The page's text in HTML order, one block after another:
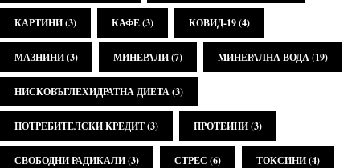
КАРТИНИ(3) КАФЕ(3) КОВИД-19(4)
МАЗНИНИ(3) МИНЕРАЛИ(7) МИНЕРАЛНА ВОДА(19)
НИСКОВЪГЛЕХИДРАТНА ДИЕТА(3)
ПОТРЕБИТЕЛСКИ КРЕДИТ(3) ПРОТЕИНИ(3)
СВОБОДНИ РАДИКАЛИ(3) СТРЕС (6) ТОКСИНИ(4)